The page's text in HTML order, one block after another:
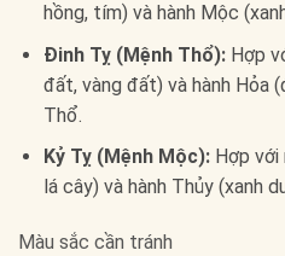
hồng, tím) và hành Mộc
Đinh Tỵ (Mệnh Thổ):Hợp
đất, vàng đất) và hành Hỏa
Thổ.
Kỷ Tỵ (Mệnh Mộc):Hợp với
lá cây) và hành Thủy (xanh
Màu sắc cần tránh